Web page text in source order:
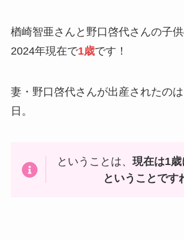
楢崎智亜さんと野口啓代さんの子供
2024年現在で1歳です！
妻・野口啓代さんが出産されたの
日。
ということは、現在は1
ということです